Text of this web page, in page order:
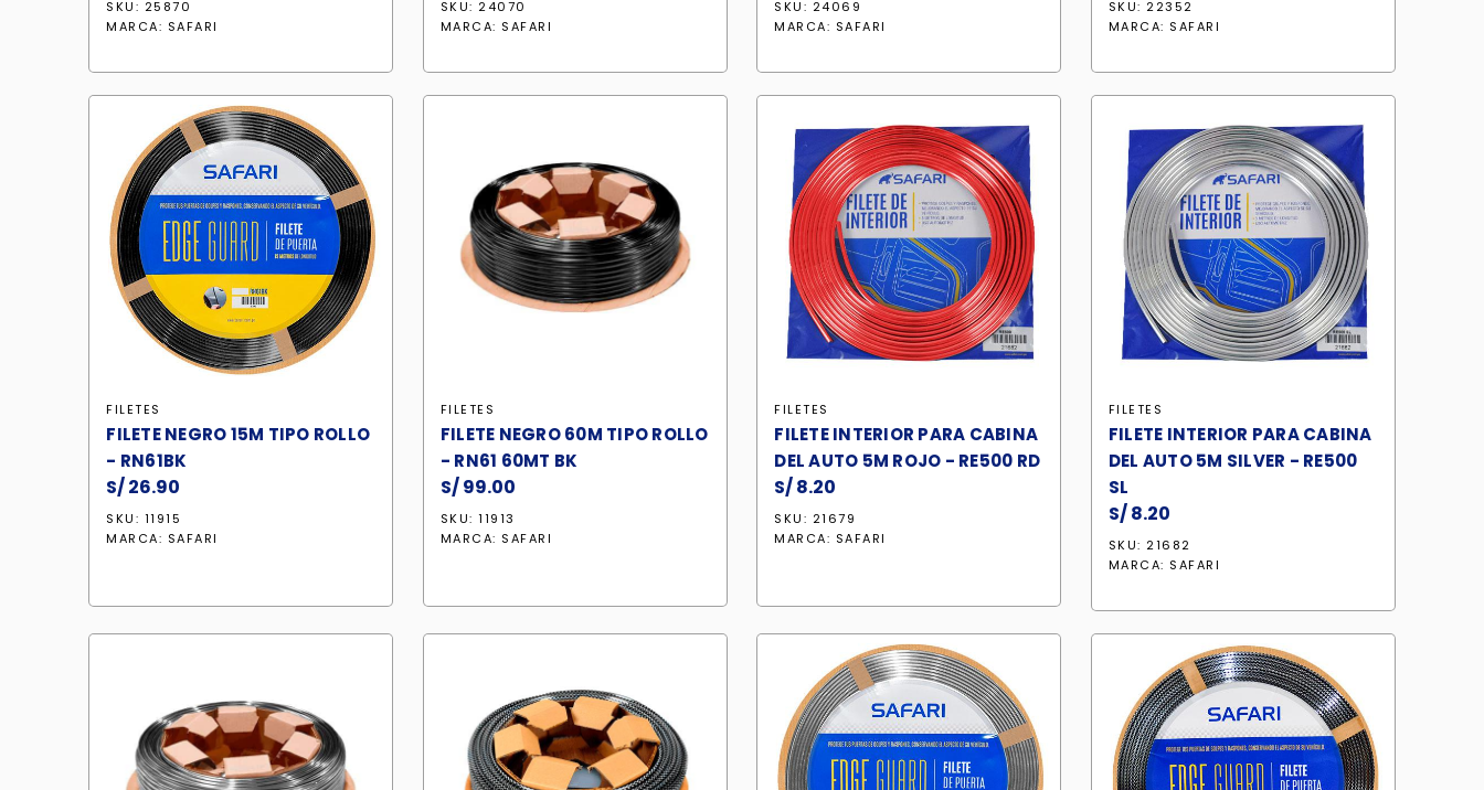
SKU: 25870
MARCA: SAFARI
SKU: 24070
MARCA: SAFARI
SKU: 24069
MARCA: SAFARI
original
S/ 686.54.S/ 485.40.
SKU: 22352
MARCA: SAFARI
FILETES
FILETE NEGRO 15M TIPO ROLLO
- RN61BK
S/26.90
SKU: 11915
MARCA: SAFARI
FILETES
FILETE NEGRO 60M TIPO ROLLO
- RN61 60MT BK
S/99.00
SKU: 11913
MARCA: SAFARI
FILETES
FILETE INTERIOR PARA CABINA
DEL AUTO 5M ROJO - RE500 RD
S/8.20
SKU: 21679
MARCA: SAFARI
FILETES
FILETE INTERIOR PARA CABINA
DEL AUTO 5M SILVER - RE500
SL
S/8.20
SKU: 21682
MARCA: SAFARI